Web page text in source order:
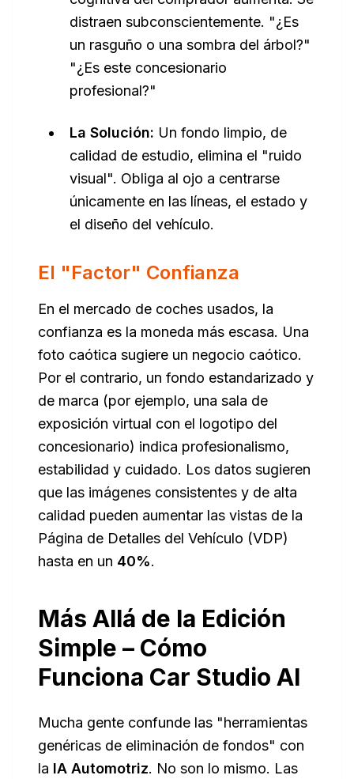
distraen subconscientemente. "¿Es
un rasguño o una sombra del árbol?"
"¿Es este concesionario
profesional?"
La Solución: Un fondo limpio, de
calidad de estudio, elimina el "ruido
visual". Obliga al ojo a centrarse
únicamente en las líneas, el estado y
el diseño del vehículo.
El "Factor" Confianza
En el mercado de coches usados, la
confianza es la moneda más escasa. Una
foto caótica sugiere un negocio caótico.
Por el contrario, un fondo estandarizado y
de marca (por ejemplo, una sala de
exposición virtual con el logotipo del
concesionario) indica profesionalismo,
estabilidad y cuidado. Los datos sugieren
que las imágenes consistentes y de alta
calidad pueden aumentar las vistas de la
Página de Detalles del Vehículo (VDP)
hasta en un 40%.
Más Allá de la Edición
Simple – Cómo
Funciona Car Studio AI
Mucha gente confunde las "herramientas
genéricas de eliminación de fondos" con
la IA Automotriz. No son lo mismo. Las